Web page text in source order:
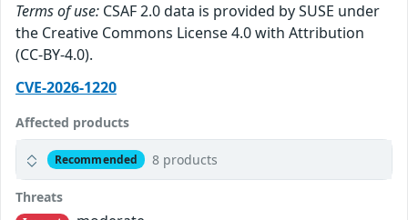
Terms of use: CSAF 2.0 data is provided by SUSE under
the Creative Commons License 4.0 with Attribution
(CC-BY-4.0).
CVE-2026-1220
Affected products
Recommended 8 products
Threats